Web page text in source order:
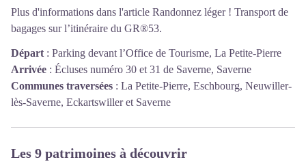
Plus d'informations dans l'article Randonnez léger ! Transport de
bagages sur l’itinéraire du GR®53.
Départ : Parking devant l’Office de Tourisme, La Petite-Pierre
Arrivée : Écluses numéro 30 et 31 de Saverne, Saverne
Communes traversées : La Petite-Pierre, Eschbourg, Neuwiller-
lès-Saverne, Eckartswiller et Saverne
Les 9 patrimoines à découvrir